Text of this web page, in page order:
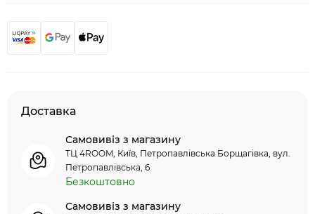
Доставка
Самовивіз з магазину
ТЦ 4ROOM, Київ, Петропавлівська Борщагівка, вул.
Петропавлівська, 6
Безкоштовно
Самовивіз з магазину